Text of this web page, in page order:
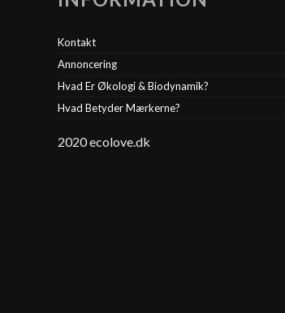
Kontakt
Annoncering
Hvad Er Økologi & Biodynamik?
Hvad Betyder Mærkerne?
2020 ecolove.dk